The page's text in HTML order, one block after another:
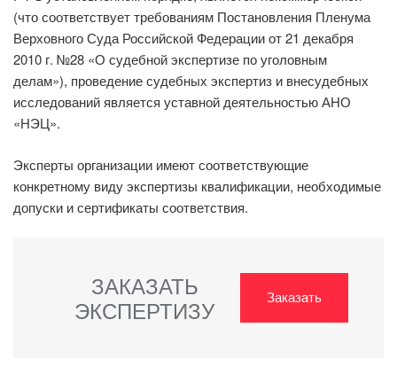
(что соответствует требованиям Постановления Пленума
Верховного Суда Российской Федерации от 21 декабря
2010 г. №28 «О судебной экспертизе по уголовным
делам»), проведение судебных экспертиз и внесудебных
исследований является уставной деятельностью АНО
«НЭЦ».
Эксперты организации имеют соответствующие
конкретному виду экспертизы квалификации, необходимые
допуски и сертификаты соответствия.
ЗАКАЗАТЬ
ЭКСПЕРТИЗУ
Заказать